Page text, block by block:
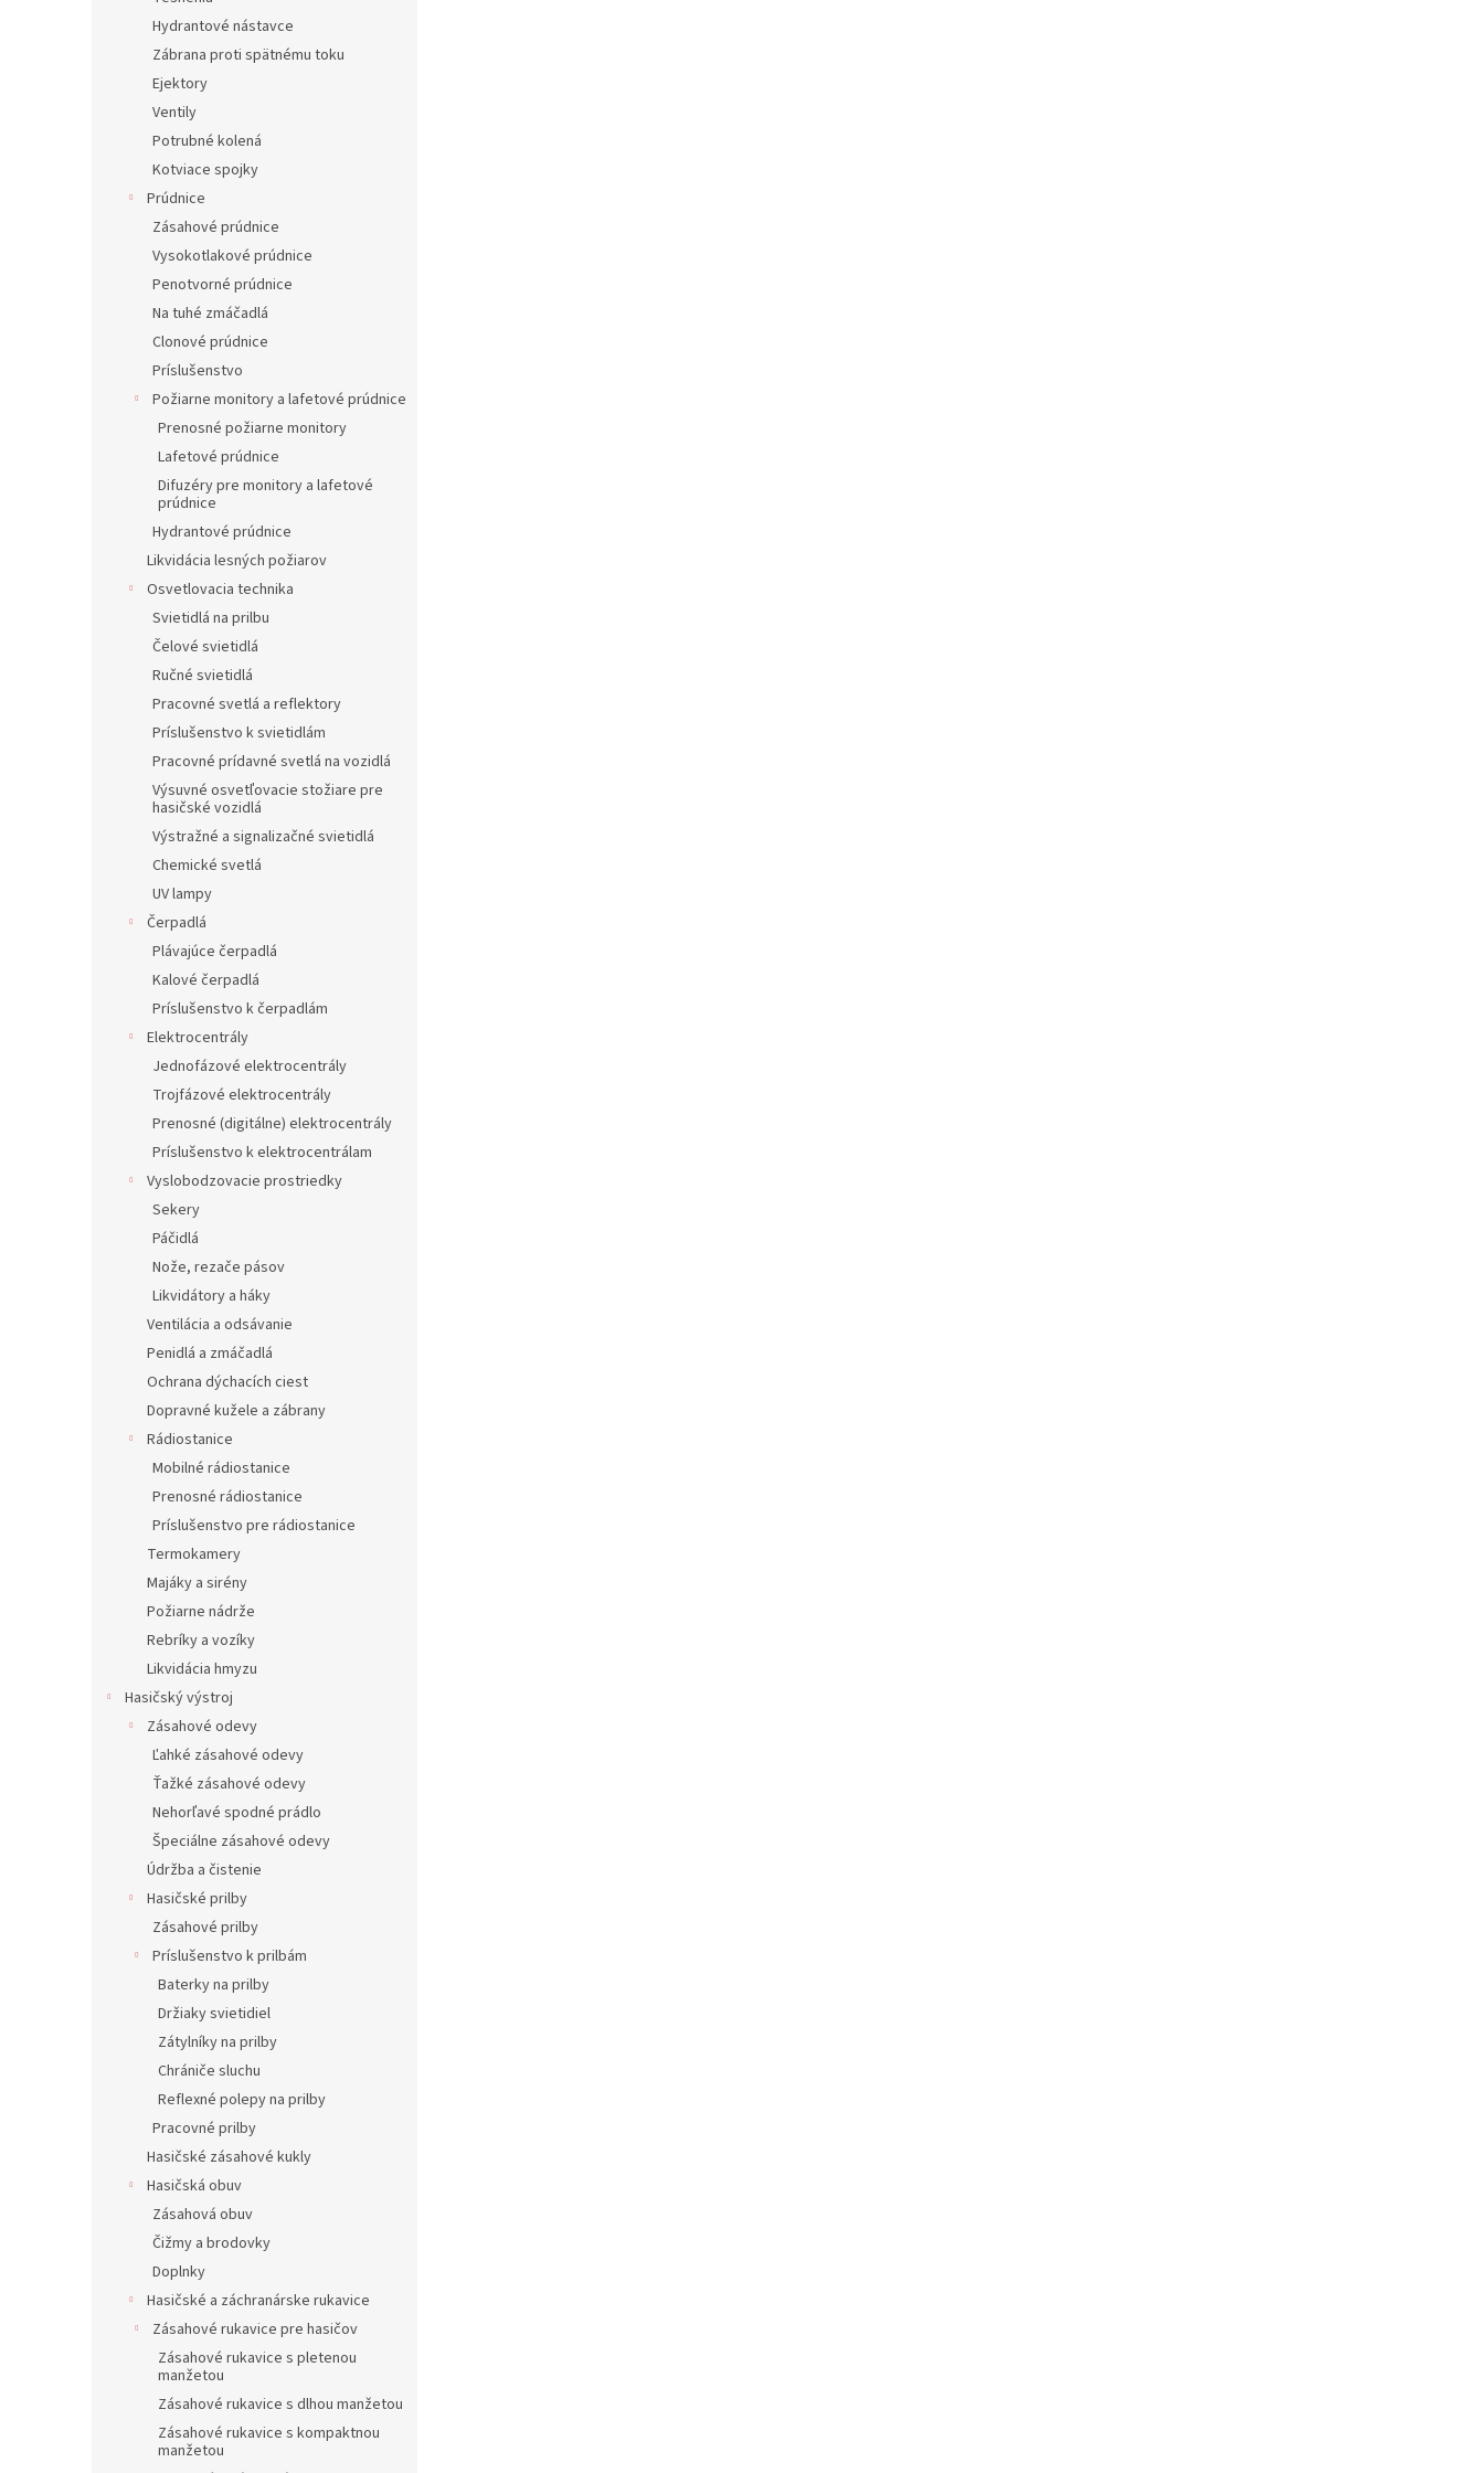
Hydrantové nástavce
Zábrana proti spätnému toku
Ejektory
Ventily
Potrubné kolená
Kotviace spojky
Prúdnice
Zásahové prúdnice
Vysokotlakové prúdnice
Penotvorné prúdnice
Na tuhé zmáčadlá
Clonové prúdnice
Príslušenstvo
Požiarne monitory a lafetové prúdnice
Prenosné požiarne monitory
Lafetové prúdnice
Difuzéry pre monitory a lafetové
prúdnice
Hydrantové prúdnice
Likvidácia lesných požiarov
Osvetlovacia technika
Svietidlá na prilbu
Čelové svietidlá
Ručné svietidlá
Pracovné svetlá a reflektory
Príslušenstvo k svietidlám
Pracovné prídavné svetlá na vozidlá
Výsuvné osvetľovacie stožiare pre
hasičské vozidlá
Výstražné a signalizačné svietidlá
Chemické svetlá
UV lampy
Čerpadlá
Plávajúce čerpadlá
Kalové čerpadlá
Príslušenstvo k čerpadlám
Elektrocentrály
Jednofázové elektrocentrály
Trojfázové elektrocentrály
Prenosné (digitálne) elektrocentrály
Príslušenstvo k elektrocentrálam
Vyslobodzovacie prostriedky
Sekery
Páčidlá
Nože, rezače pásov
Likvidátory a háky
Ventilácia a odsávanie
Penidlá a zmáčadlá
Ochrana dýchacích ciest
Dopravné kužele a zábrany
Rádiostanice
Mobilné rádiostanice
Prenosné rádiostanice
Príslušenstvo pre rádiostanice
Termokamery
Majáky a sirény
Požiarne nádrže
Rebríky a vozíky
Likvidácia hmyzu
Hasičský výstroj
Zásahové odevy
Ľahké zásahové odevy
Ťažké zásahové odevy
Nehorľavé spodné prádlo
Špeciálne zásahové odevy
Údržba a čistenie
Hasičské prilby
Zásahové prilby
Príslušenstvo k prilbám
Baterky na prilby
Držiaky svietidiel
Zátylníky na prilby
Chrániče sluchu
Reflexné polepy na prilby
Pracovné prilby
Hasičské zásahové kukly
Hasičská obuv
Zásahová obuv
Čižmy a brodovky
Doplnky
Hasičské a záchranárske rukavice
Zásahové rukavice pre hasičov
Zásahové rukavice s pletenou
manžetou
Zásahové rukavice s dlhou manžetou
Zásahové rukavice s kompaktnou
manžetou